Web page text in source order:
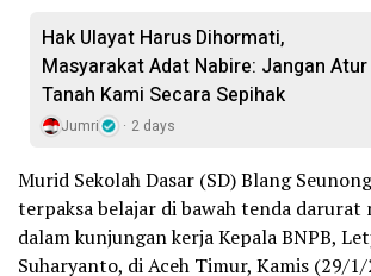
Hak Ulayat Harus Dihormati,
Masyarakat Adat Nabire: Jangan Atur
Tanah Kami Secara Sepihak
Jumri 2 days
Murid Sekolah Dasar (SD) Blang
terpaksa belajar di bawah tenda darurat
dalam kunjungan kerja Kepala BNPB,
Suharyanto, di Aceh Timur, Kamis (29/1/